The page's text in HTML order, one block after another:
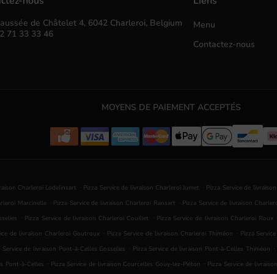
de Châtelet 4, 6042 Charleroi, Belgium
71 33 33 46
Menu
Contactez-nous
MOYENS DE PAIEMENT ACCEPTÉS
Charleroi Lodelinsart . Pizza Service de livraison Charleroi Jumet . Pizza Service de
Marcinelle . Pizza Service de livraison Charleroi Ransart . Pizza Service de livraison
. Pizza Service de livraison Charleroi Couillet . Pizza Service de livraison Charleroi Roux
de livraison Charleroi Goutroux . Pizza Service de livraison Charleroi Thiméon . Pizza
Service de livraison Pont-à-Celles Gosselies . Pizza Service de livraison Pont-à-Celles Thiméon .
Pont-à-Celles . Pizza Service de livraison Courcelles Gouy-lez-Piéton . Pizza Service de